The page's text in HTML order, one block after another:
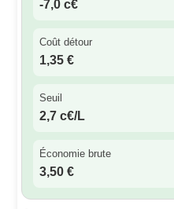
-7,0 c€
Coût détour
1,35 €
Seuil
2,7 c€/L
Économie brute
3,50 €